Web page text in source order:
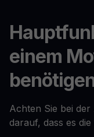
einem
Achten Sie bei
darauf, dass es